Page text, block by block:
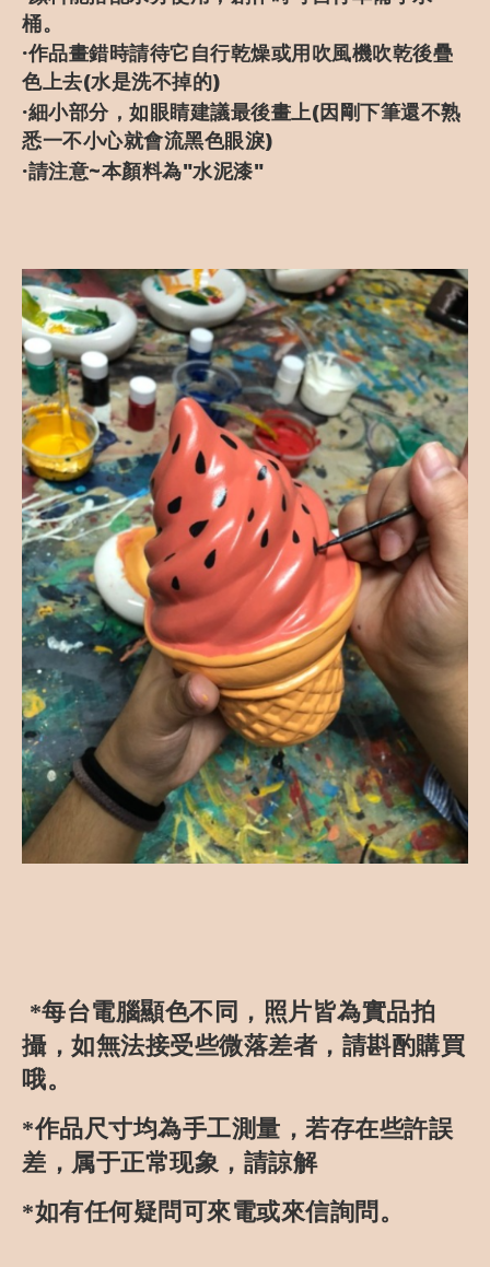
桶。
·作品畫錯時請待它自行乾燥或用吹風機吹乾後疊
色上去(水是洗不掉的)
·細小部分，如眼睛建議最後畫上(因剛下筆還不熟
悉一不小心就會流黑色眼淚)
·請注意~本顏料為"水泥漆"
*每台電腦顯色不同，照片皆為實品拍
攝，如無法接受些微落差者，請斟酌購買
哦。
*作品尺寸均為手工測量，若存在些許誤
差，属于正常现象，請諒解
*如有任何疑問可來電或來信詢問。